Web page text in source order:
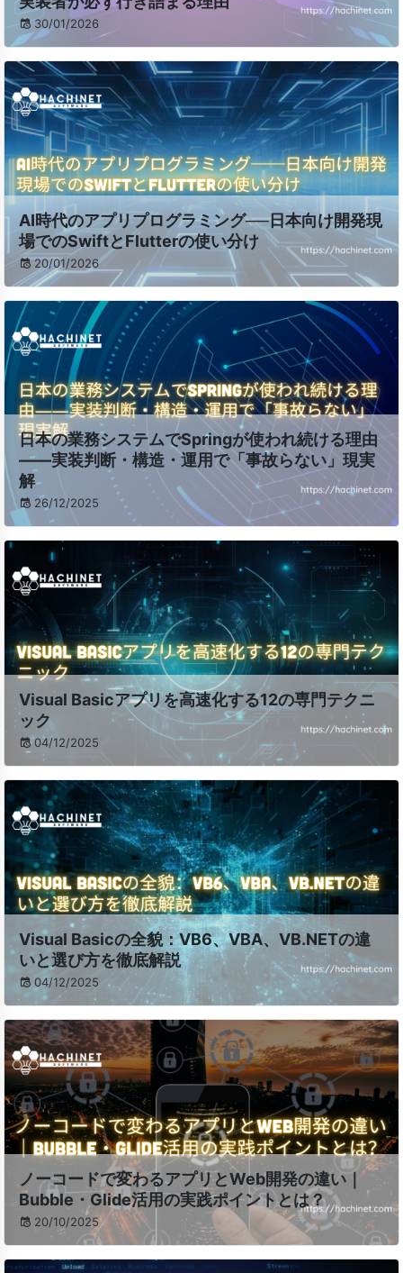
30/01/2026
AI時代のアプリプログラミング──日本向け開発現
場でのSwiftとFlutterの使い分け
20/01/2026
日本の業務システムでSpringが使われ続ける理由
――実装判断・構造・運用で「事故らない」現実
解
26/12/2025
Visual Basicアプリを高速化する12の専門テクニ
ック
04/12/2025
Visual Basicの全貌：VB6、VBA、VB.NETの違
いと選び方を徹底解説
04/12/2025
ノーコードで変わるアプリとWeb開発の違い｜
Bubble・Glide活用の実践ポイントとは？
20/10/2025